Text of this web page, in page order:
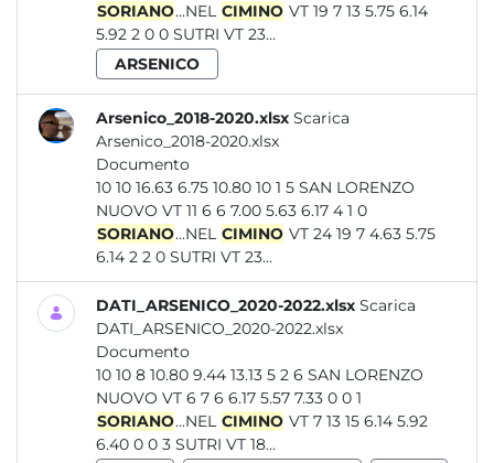
SORIANO...NEL CIMINO VT 19 7 13 5.75 6.14
5.92 2 0 0 SUTRI VT 23...
ARSENICO
Arsenico_2018-2020.xlsx Scarica
Arsenico_2018-2020.xlsx
Documento
10 10 16.63 6.75 10.80 10 1 5 SAN LORENZO
NUOVO VT 11 6 6 7.00 5.63 6.17 4 1 0
SORIANO...NEL CIMINO VT 24 19 7 4.63 5.75
6.14 2 2 0 SUTRI VT 23...
DATI_ARSENICO_2020-2022.xlsx Scarica
DATI_ARSENICO_2020-2022.xlsx
Documento
10 10 8 10.80 9.44 13.13 5 2 6 SAN LORENZO
NUOVO VT 6 7 6 6.17 5.57 7.33 0 0 1
SORIANO...NEL CIMINO VT 7 13 15 6.14 5.92
6.40 0 0 3 SUTRI VT 18...